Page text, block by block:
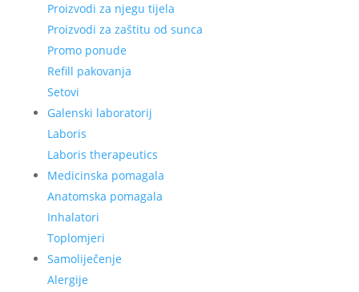
Proizvodi za njegu tijela
Proizvodi za zaštitu od sunca
Promo ponude
Refill pakovanja
Setovi
Galenski laboratorij
Laboris
Laboris therapeutics
Medicinska pomagala
Anatomska pomagala
Inhalatori
Toplomjeri
Samoliječenje
Alergije